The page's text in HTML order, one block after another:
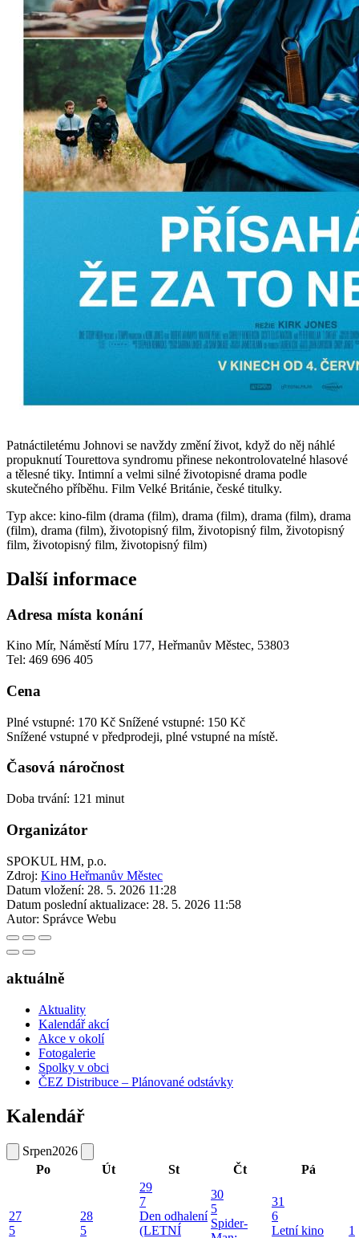
Patnáctiletému Johnovi se navždy změní život, když do něj náhlé
propuknutí Tourettova syndromu přinese nekontrolovatelné hlasové
a tělesné tiky. Intimní a velmi silné životopisné drama podle
skutečného příběhu. Film Velké Británie, české titulky.
Typ akce: kino-film (drama (film), drama (film), drama (film), drama
(film), drama (film), životopisný film, životopisný film, životopisný
film, životopisný film, životopisný film)
Další informace
Adresa místa konání
Kino Mír, Náměstí Míru 177, Heřmanův Městec, 53803
Tel: 469 696 405
Cena
Plné vstupné: 170 Kč Snížené vstupné: 150 Kč
Snížené vstupné v předprodeji, plné vstupné na místě.
Časová náročnost
Doba trvání: 121 minut
Organizátor
SPOKUL HM, p.o.
Zdroj: Kino Heřmanův Městec
Datum vložení: 28. 5. 2026 11:28
Datum poslední aktualizace: 28. 5. 2026 11:58
Autor: Správce Webu
aktuálně
Aktuality
Kalendář akcí
Akce v okolí
Fotogalerie
Spolky v obci
ČEZ Distribuce – Plánované odstávky
Kalendář
Srpen2026
Po
Út St Čt Pá
27
5
28
5
29
7
Den odhalení
(LETNÍ
30
5
Spider-
31
6
Letní kino
1